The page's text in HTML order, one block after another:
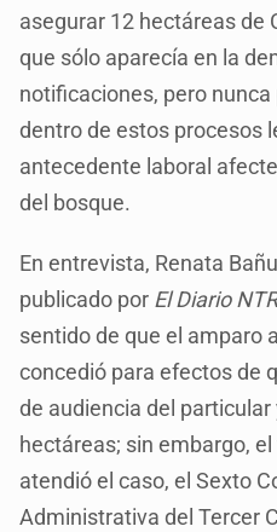
asegurar 12 hectáreas de
que sólo aparecía en la
notificaciones, pero
dentro de estos procesos
antecedente laboral
del bosque.
En entrevista, Renata
publicado por El Diario
sentido de que el amparo
concedió para efectos de
de audiencia del
hectáreas; sin embargo,
atendió el caso, el Sexto
Administrativa del Tercer